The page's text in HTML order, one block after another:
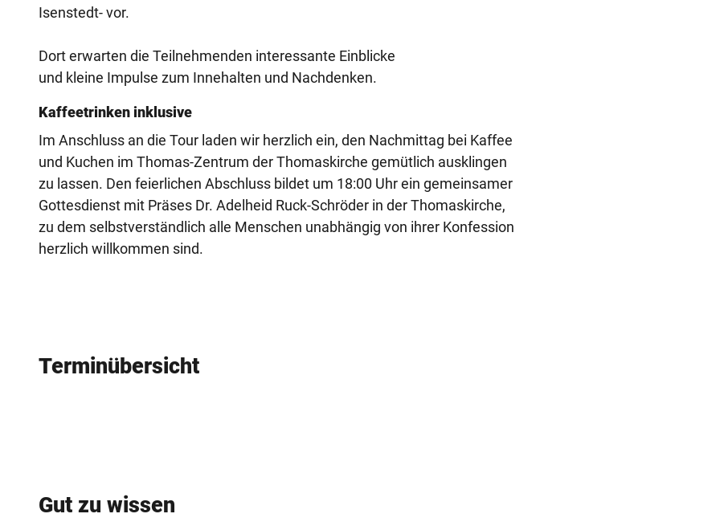
Isenstedt- vor.
Dort erwarten die Teilnehmenden interessante Einblicke
und kleine Impulse zum Innehalten und Nachdenken.
Kaffeetrinken inklusive
Im Anschluss an die Tour laden wir herzlich ein, den Nachmittag bei Kaffee
und Kuchen im Thomas-Zentrum der Thomaskirche gemütlich ausklingen
zu lassen. Den feierlichen Abschluss bildet um 18:00 Uhr ein gemeinsamer
Gottesdienst mit Präses Dr. Adelheid Ruck-Schröder in der Thomaskirche,
zu dem selbstverständlich alle Menschen unabhängig von ihrer Konfession
herzlich willkommen sind.
Terminübersicht
Gut zu wissen